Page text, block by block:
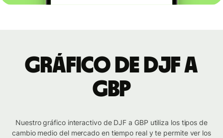
Gráfico de DJF a
GBP
Nuestro gráfico interactivo de DJF a GBP utiliza los tipos de
cambio medio del mercado en tiempo real y te permite ver los